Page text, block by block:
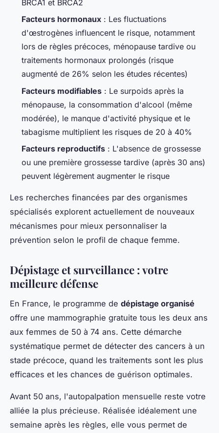
BRCA1 et BRCA2
Facteurs hormonaux : Les fluctuations
d'œstrogènes influencent le risque, notamment
lors de règles précoces, ménopause tardive ou
traitements hormonaux prolongés (risque
augmenté de 26% selon les études récentes)
Facteurs modifiables : Le surpoids après la
ménopause, la consommation d'alcool (même
modérée), le manque d'activité physique et le
tabagisme multiplient les risques de 20 à 40%
Facteurs reproductifs : L'absence de grossesse
ou une première grossesse tardive (après 30 ans)
peuvent légèrement augmenter le risque
Les recherches financées par des organismes
spécialisés explorent actuellement de nouveaux
mécanismes pour mieux personnaliser la
prévention selon le profil de chaque femme.
Dépistage et surveillance : votre
meilleure défense
En France, le programme de dépistage organisé
offre une mammographie gratuite tous les deux ans
aux femmes de 50 à 74 ans. Cette démarche
systématique permet de détecter des cancers à un
stade précoce, quand les traitements sont les plus
efficaces et les chances de guérison optimales.
Avant 50 ans, l'autopalpation mensuelle reste votre
alliée la plus précieuse. Réalisée idéalement une
semaine après les règles, elle vous permet de